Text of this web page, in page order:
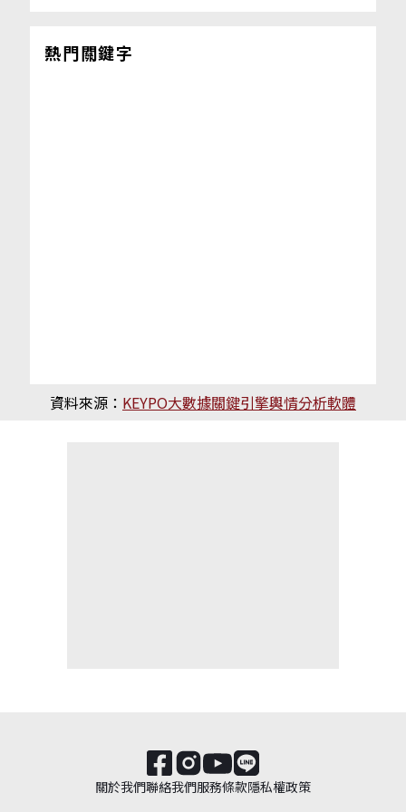
熱門關鍵字
資料來源： KEYPO大數據關鍵引擎輿情分析軟體
關於我們聯絡我們服務條款隱私權政策